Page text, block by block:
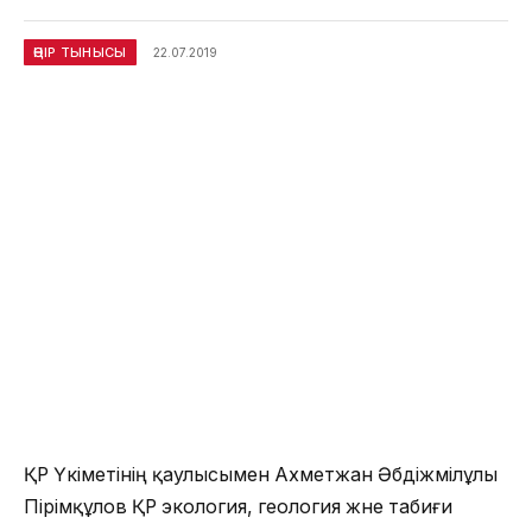
ӨҢІР ТЫНЫСЫ 22.07.2019
ҚР Үкіметінің қаулысымен Ахметжан Әбдіжәмілұлы
Пірімқұлов ҚР экология, геология және табиғи